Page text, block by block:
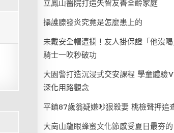
立鳳山醫院打造失智友善全齡家庭
攝護腺發炎究竟是怎麼患上的
未戴安全帽遭攔！友人掛保證「他沒
騎士一吹秒破功
大園警打造沉浸式交安課程 學童體驗
深化用路觀念
平鎮87歲翁疑嫌吵狠殺妻 桃檢聲押追
大崗山龍眼蜂蜜文化節感受夏日最夯的